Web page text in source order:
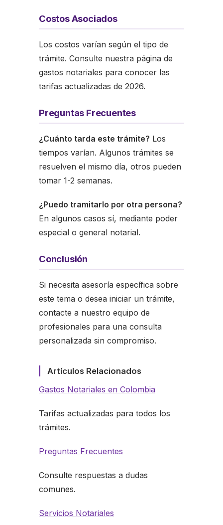
Costos Asociados
Los costos varían según el tipo de
trámite. Consulte nuestra página de
gastos notariales para conocer las
tarifas actualizadas de 2026.
Preguntas Frecuentes
¿Cuánto tarda este trámite? Los
tiempos varían. Algunos trámites se
resuelven el mismo día, otros pueden
tomar 1-2 semanas.
¿Puedo tramitarlo por otra persona?
En algunos casos sí, mediante poder
especial o general notarial.
Conclusión
Si necesita asesoría específica sobre
este tema o desea iniciar un trámite,
contacte a nuestro equipo de
profesionales para una consulta
personalizada sin compromiso.
Artículos Relacionados
Gastos Notariales en Colombia
Tarifas actualizadas para todos los
trámites.
Preguntas Frecuentes
Consulte respuestas a dudas
comunes.
Servicios Notariales